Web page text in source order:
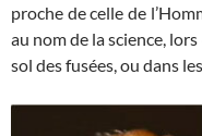
proche de celle de
au nom de la science,
sol des fusées, ou dans